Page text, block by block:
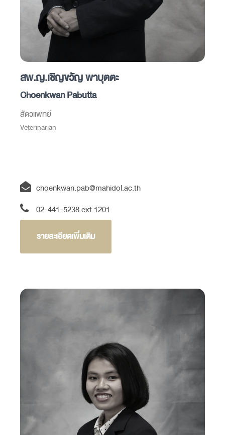
สพ.ญ.เชิญขวัญ พาบุตตะ
Choenkwan Pabutta
สัตวแพทย์
Veterinarian
choenkwan.pab@mahidol.ac.th
02-441-5238 ext 1201
รายละเอียดเพิ่มเติม